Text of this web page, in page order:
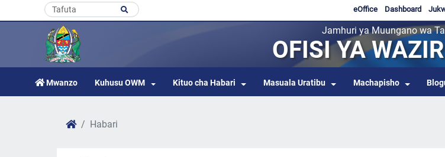
Dashboard
eOffice
Jamhuri ya Muungano wa
OFISI YA
Mwanzo Kuhusu OWM Kituo cha Habari Masuala Uratibu Machapisho
Habari